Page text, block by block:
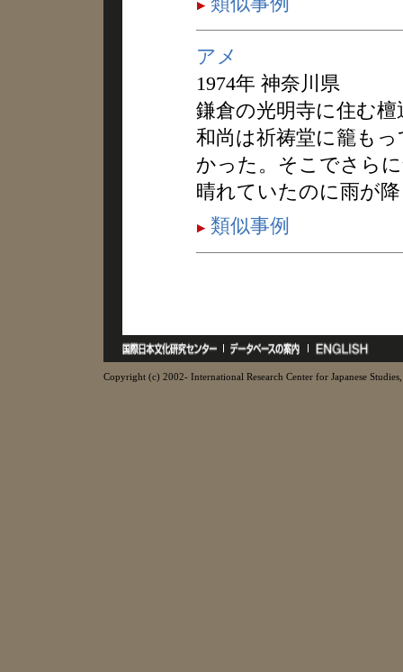
アメ
1974年 神奈川県
鎌倉の光明寺に住む
和尚は祈祷堂に籠も
かった。そこでさら
晴れていたのに雨が
類似事例
Copyright (c) 2002- International Research Center for Japanese